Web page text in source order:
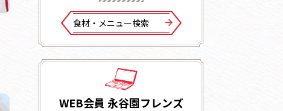
⾷材・メニュー検索
WEB会員 永谷園フレンズ